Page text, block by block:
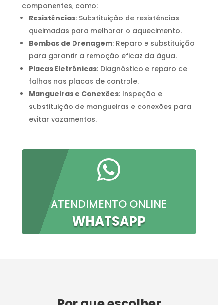
componentes, como:
Resistências: Substituição de resistências
queimadas para melhorar o aquecimento.
Bombas de Drenagem: Reparo e substituição
para garantir a remoção eficaz da água.
Placas Eletrônicas: Diagnóstico e reparo de
falhas nas placas de controle.
Mangueiras e Conexões: Inspeção e
substituição de mangueiras e conexões para
evitar vazamentos.

ATENDIMENTO ONLINE
WHATSAPP